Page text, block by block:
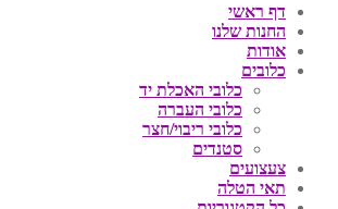
דף ראשי
החנות שלנו
אודות
כלובים
כלובי האכלת יד
כלובי העברה
כלובי ריבוי/חצר
סטנדים
צעצועים
תאי הטלה